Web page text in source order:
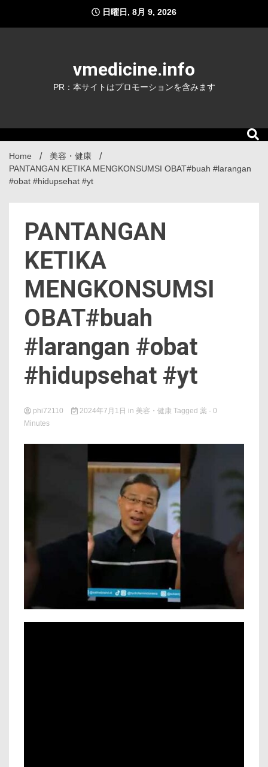
content
日曜日, 8月 9, 2026
vmedicine.info
PR：本サイトはプロモーションを含みます
Home
美容・健康
PANTANGAN KETIKA MENGKONSUMSI OBAT#buah #larangan
#obat #hidupsehat #yt
PANTANGAN
KETIKA
MENGKONSUMSI
OBAT#buah
#larangan #obat
#hidupsehat #yt
phi72110 2024年7月1日 in 美容・健康 Tagged 薬 - 0
Minutes